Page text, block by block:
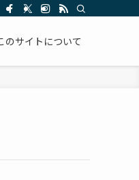
のサイトについて